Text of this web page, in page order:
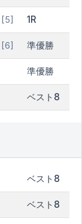
[5] 1R
[6] 準優勝
準優勝
ベスト8
ベスト8
ベスト8